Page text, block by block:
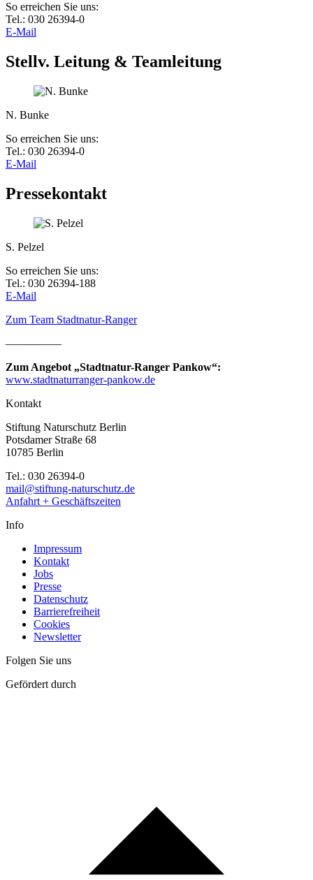
So erreichen Sie uns:
Tel.: 030 26394-0
E-Mail
Stellv. Leitung & Teamleitung
N. Bunke
So erreichen Sie uns:
Tel.: 030 26394-0
E-Mail
Pressekontakt
S. Pelzel
So erreichen Sie uns:
Tel.: 030 26394-188
E-Mail
Zum Team Stadtnatur-Ranger
—————
Zum Angebot „Stadtnatur-Ranger Pankow“:
www.stadtnaturranger-pankow.de
Kontakt
Stiftung Naturschutz Berlin
Potsdamer Straße 68
10785 Berlin
Tel.: 030 26394-0
mail@stiftung-naturschutz.de
Anfahrt + Geschäftszeiten
Info
Impressum
Kontakt
Jobs
Presse
Datenschutz
Barrierefreiheit
Cookies
Newsletter
Folgen Sie uns
Gefördert durch